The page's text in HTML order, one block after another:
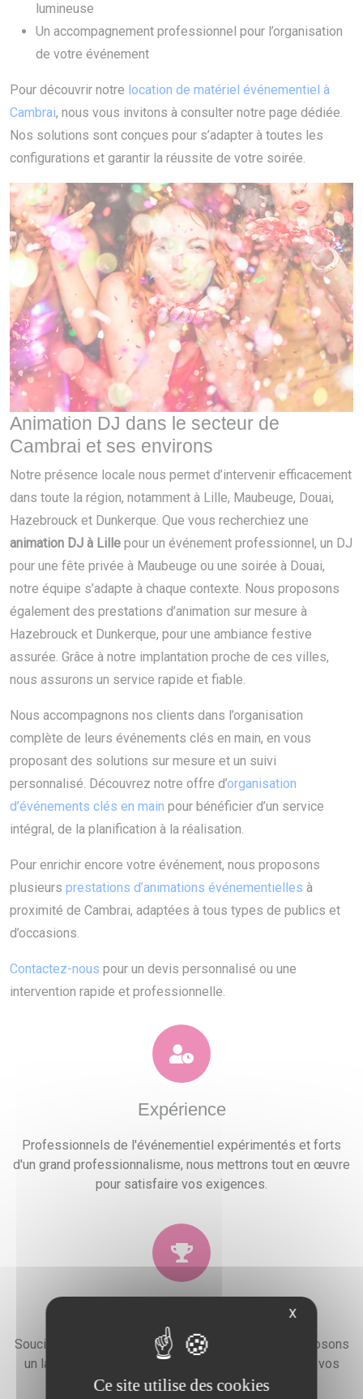
lumineuse
Un accompagnement professionnel pour l’organisation
de votre événement
Pour découvrir notre location de matériel événementiel à
Cambrai, nous vous invitons à consulter notre page dédiée.
Nos solutions sont conçues pour s’adapter à toutes les
configurations et garantir la réussite de votre soirée.
Animation DJ dans le secteur de
Cambrai et ses environs
Notre présence locale nous permet d’intervenir efficacement
dans toute la région, notamment à Lille, Maubeuge, Douai,
Hazebrouck et Dunkerque. Que vous recherchiez une
animation DJ à Lille pour un événement professionnel, un DJ
pour une fête privée à Maubeuge ou une soirée à Douai,
notre équipe s’adapte à chaque contexte. Nous proposons
également des prestations d’animation sur mesure à
Hazebrouck et Dunkerque, pour une ambiance festive
assurée. Grâce à notre implantation proche de ces villes,
nous assurons un service rapide et fiable.
Nous accompagnons nos clients dans l’organisation
complète de leurs événements clés en main, en vous
proposant des solutions sur mesure et un suivi
personnalisé. Découvrez notre offre d’organisation
d’événements clés en main pour bénéficier d’un service
intégral, de la planification à la réalisation.
Pour enrichir encore votre événement, nous proposons
plusieurs prestations d’animations événementielles à
proximité de Cambrai, adaptées à tous types de publics et
d’occasions.
Contactez-nous pour un devis personnalisé ou une
intervention rapide et professionnelle.
Expérience
Professionnels de l'événementiel expérimentés et forts
d'un grand professionnalisme, nous mettrons tout en œuvre
pour satisfaire vos exigences.
Soucieux de la satisfaction de nos clients, nous proposons
un large choix de prestations qui combleront toutes vos
attentes, besoins et envies festives.
X
Ce site utilise des cookies